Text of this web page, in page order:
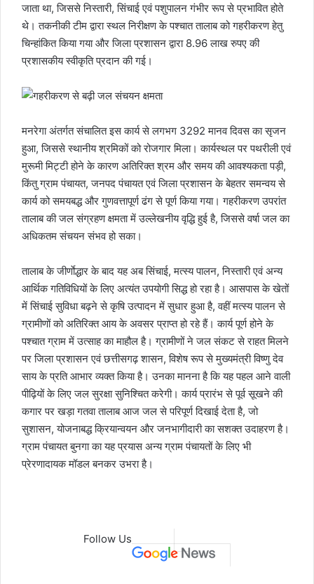
जाता था, जिससे निस्तारी, सिंचाई एवं पशुपालन गंभीर रूप से प्रभावित होते
थे। तकनीकी टीम द्वारा स्थल निरीक्षण के पश्चात तालाब को गहरीकरण हेतु
चिन्हांकित किया गया और जिला प्रशासन द्वारा 8.96 लाख रुपए की
प्रशासकीय स्वीकृति प्रदान की गई।
मनरेगा अंतर्गत संचालित इस कार्य से लगभग 3292 मानव दिवस का सृजन
हुआ, जिससे स्थानीय श्रमिकों को रोजगार मिला। कार्यस्थल पर पथरीली एवं
मुरूमी मिट्टी होने के कारण अतिरिक्त श्रम और समय की आवश्यकता पड़ी,
किंतु ग्राम पंचायत, जनपद पंचायत एवं जिला प्रशासन के बेहतर समन्वय से
कार्य को समयबद्ध और गुणवत्तापूर्ण ढंग से पूर्ण किया गया। गहरीकरण उपरांत
तालाब की जल संग्रहण क्षमता में उल्लेखनीय वृद्धि हुई है, जिससे वर्षा जल का
अधिकतम संचयन संभव हो सका।
तालाब के जीर्णाेद्धार के बाद यह अब सिंचाई, मत्स्य पालन, निस्तारी एवं अन्य
आर्थिक गतिविधियों के लिए अत्यंत उपयोगी सिद्ध हो रहा है। आसपास के खेतों
में सिंचाई सुविधा बढ़ने से कृषि उत्पादन में सुधार हुआ है, वहीं मत्स्य पालन से
ग्रामीणों को अतिरिक्त आय के अवसर प्राप्त हो रहे हैं। कार्य पूर्ण होने के
पश्चात ग्राम में उत्साह का माहौल है। ग्रामीणों ने जल संकट से राहत मिलने
पर जिला प्रशासन एवं छत्तीसगढ़ शासन, विशेष रूप से मुख्यमंत्री विष्णु देव
साय के प्रति आभार व्यक्त किया है। उनका मानना है कि यह पहल आने वाली
पीढ़ियों के लिए जल सुरक्षा सुनिश्चित करेगी। कार्य प्रारंभ से पूर्व सूखने की
कगार पर खड़ा गतवा तालाब आज जल से परिपूर्ण दिखाई देता है, जो
सुशासन, योजनाबद्ध क्रियान्वयन और जनभागीदारी का सशक्त उदाहरण है।
ग्राम पंचायत बुनगा का यह प्रयास अन्य ग्राम पंचायतों के लिए भी
प्रेरणादायक मॉडल बनकर उभरा है।
Follow Us